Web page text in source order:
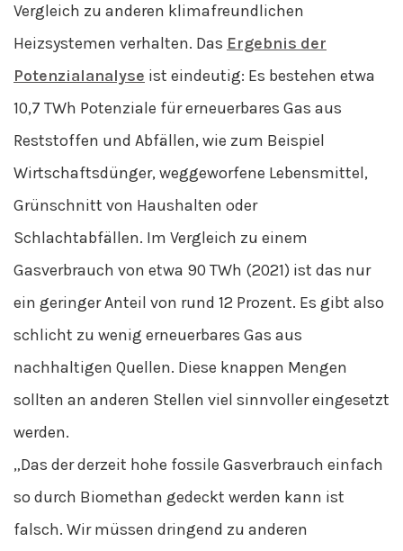
Vergleich zu anderen klimafreundlichen
Heizsystemen verhalten. Das Ergebnis der
Potenzialanalyse ist eindeutig: Es bestehen etwa
10,7 TWh Potenziale für erneuerbares Gas aus
Reststoffen und Abfällen, wie zum Beispiel
Wirtschaftsdünger, weggeworfene Lebensmittel,
Grünschnitt von Haushalten oder
Schlachtabfällen. Im Vergleich zu einem
Gasverbrauch von etwa 90 TWh (2021) ist das nur
ein geringer Anteil von rund 12 Prozent. Es gibt also
schlicht zu wenig erneuerbares Gas aus
nachhaltigen Quellen. Diese knappen Mengen
sollten an anderen Stellen viel sinnvoller eingesetzt
werden.
„Das der derzeit hohe fossile Gasverbrauch einfach
so durch Biomethan gedeckt werden kann ist
falsch. Wir müssen dringend zu anderen